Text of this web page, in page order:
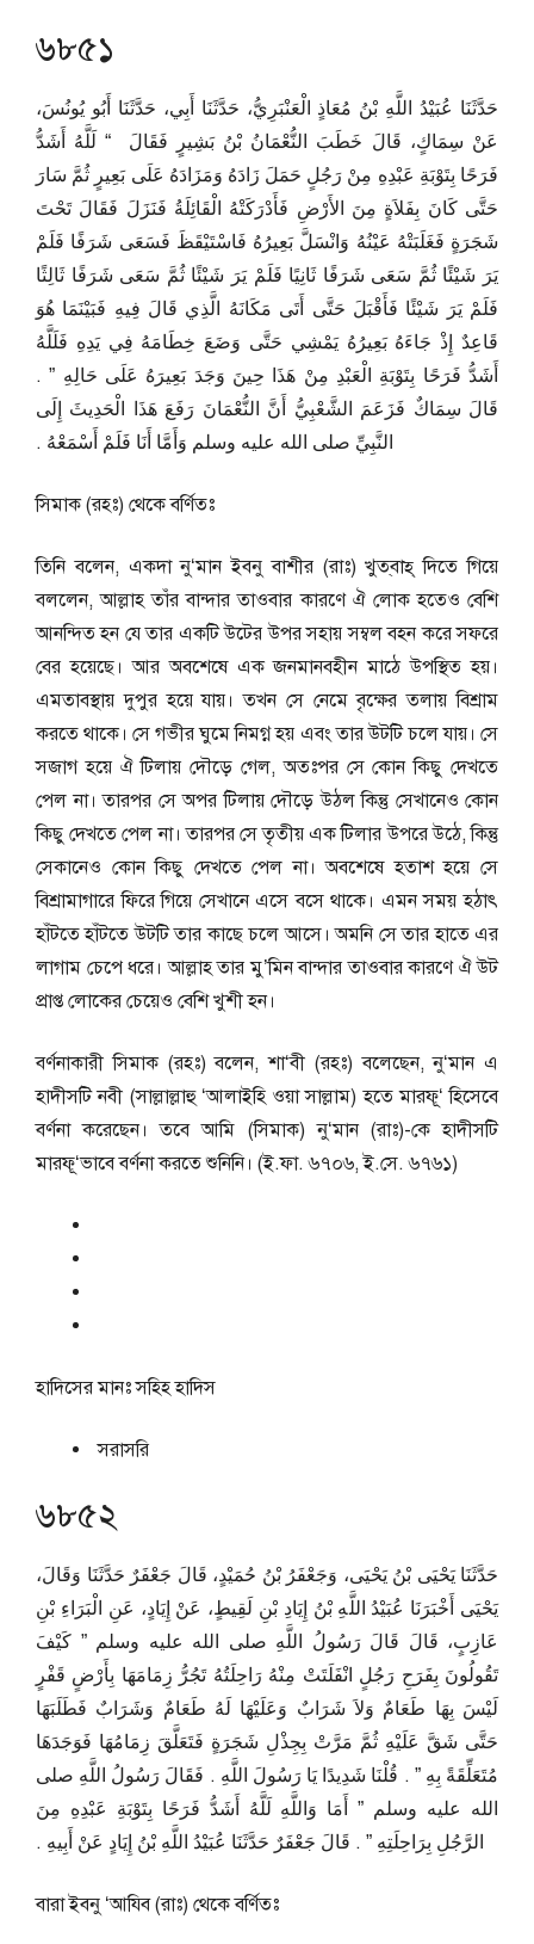
৬৮৫১
حَدَّثَنَا عُبَيْدُ اللَّهِ بْنُ مُعَاذٍ الْعَنْبَرِيُّ، حَدَّثَنَا أَبِي، حَدَّثَنَا أَبُو يُونُسَ،
عَنْ سِمَاكٍ، قَالَ خَطَبَ النُّعْمَانُ بْنُ بَشِيرٍ فَقَالَ ‏ “‏ لَلَّهُ أَشَدُّ
فَرَحًا بِتَوْبَةِ عَبْدِهِ مِنْ رَجُلٍ حَمَلَ زَادَهُ وَمَزَادَهُ عَلَى بَعِيرٍ ثُمَّ سَارَ
حَتَّى كَانَ بِفَلاَةٍ مِنَ الأَرْضِ فَأَدْرَكَتْهُ الْقَائِلَةُ فَنَزَلَ فَقَالَ تَحْتَ
شَجَرَةٍ فَغَلَبَتْهُ عَيْنُهُ وَانْسَلَّ بَعِيرُهُ فَاسْتَيْقَظَ فَسَعَى شَرَفًا فَلَمْ
يَرَ شَيْئًا ثُمَّ سَعَى شَرَفًا ثَانِيًا فَلَمْ يَرَ شَيْئًا ثُمَّ سَعَى شَرَفًا ثَالِثًا
فَلَمْ يَرَ شَيْئًا فَأَقْبَلَ حَتَّى أَتَى مَكَانَهُ الَّذِي قَالَ فِيهِ فَبَيْنَمَا هُوَ
قَاعِدٌ إِذْ جَاءَهُ بَعِيرُهُ يَمْشِي حَتَّى وَضَعَ خِطَامَهُ فِي يَدِهِ فَلَلَّهُ
أَشَدُّ فَرَحًا بِتَوْبَةِ الْعَبْدِ مِنْ هَذَا حِينَ وَجَدَ بَعِيرَهُ عَلَى حَالِهِ ‏”‏ ‏.‏
قَالَ سِمَاكٌ فَزَعَمَ الشَّعْبِيُّ أَنَّ النُّعْمَانَ رَفَعَ هَذَا الْحَدِيثَ إِلَى
النَّبِيِّ صلى الله عليه وسلم وَأَمَّا أَنَا فَلَمْ أَسْمَعْهُ ‏.‏
সিমাক (রহঃ) থেকে বর্ণিতঃ
তিনি বলেন, একদা নু‘মান ইবনু বাশীর (রাঃ) খুত্‌বাহ্‌ দিতে গিয়ে
বললেন, আল্লাহ তাঁর বান্দার তাওবার কারণে ঐ লোক হতেও বেশি
আনন্দিত হন যে তার একটি উটের উপর সহায় সম্বল বহন করে সফরে
বের হয়েছে। আর অবশেষে এক জনমানবহীন মাঠে উপস্থিত হয়।
এমতাবস্থায় দুপুর হয়ে যায়। তখন সে নেমে বৃক্ষের তলায় বিশ্রাম
করতে থাকে। সে গভীর ঘুমে নিমগ্ন হয় এবং তার উটটি চলে যায়। সে
সজাগ হয়ে ঐ টিলায় দৌড়ে গেল, অতঃপর সে কোন কিছু দেখতে
পেল না। তারপর সে অপর টিলায় দৌড়ে উঠল কিন্তু সেখানেও কোন
কিছু দেখতে পেল না। তারপর সে তৃতীয় এক টিলার উপরে উঠে, কিন্তু
সেকানেও কোন কিছু দেখতে পেল না। অবশেষে হতাশ হয়ে সে
বিশ্রামাগারে ফিরে গিয়ে সেখানে এসে বসে থাকে। এমন সময় হঠাৎ
হাঁটতে হাঁটতে উটটি তার কাছে চলে আসে। অমনি সে তার হাতে এর
লাগাম চেপে ধরে। আল্লাহ তার মু’মিন বান্দার তাওবার কারণে ঐ উট
প্রাপ্ত লোকের চেয়েও বেশি খুশী হন।
বর্ণনাকারী সিমাক (রহঃ) বলেন, শা‘বী (রহঃ) বলেছেন, নু‘মান এ
হাদীসটি নবী (সাল্লাল্লাহু ‘আলাইহি ওয়া সাল্লাম) হতে মারফূ‘ হিসেবে
বর্ণনা করেছেন। তবে আমি (সিমাক) নু‘মান (রাঃ)-কে হাদীসটি
মারফূ‘ভাবে বর্ণনা করতে শুনিনি। (ই.ফা. ৬৭০৬, ই.সে. ৬৭৬১)
হাদিসের মানঃসহিহ হাদিস
সরাসরি
৬৮৫২
حَدَّثَنَا يَحْيَى بْنُ يَحْيَى، وَجَعْفَرُ بْنُ حُمَيْدٍ، قَالَ جَعْفَرٌ حَدَّثَنَا وَقَالَ،
يَحْيَى أَخْبَرَنَا عُبَيْدُ اللَّهِ بْنُ إِيَادِ بْنِ لَقِيطٍ، عَنْ إِيَادٍ، عَنِ الْبَرَاءِ بْنِ
عَازِبٍ، قَالَ قَالَ رَسُولُ اللَّهِ صلى الله عليه وسلم ‏”‏ كَيْفَ
تَقُولُونَ بِفَرَحِ رَجُلٍ انْفَلَتَتْ مِنْهُ رَاحِلَتُهُ تَجُرُّ زِمَامَهَا بِأَرْضٍ قَفْرٍ
لَيْسَ بِهَا طَعَامٌ وَلاَ شَرَابٌ وَعَلَيْهَا لَهُ طَعَامٌ وَشَرَابٌ فَطَلَبَهَا
حَتَّى شَقَّ عَلَيْهِ ثُمَّ مَرَّتْ بِجِذْلِ شَجَرَةٍ فَتَعَلَّقَ زِمَامُهَا فَوَجَدَهَا
مُتَعَلِّقَةً بِهِ ‏”‏ ‏.‏ قُلْنَا شَدِيدًا يَا رَسُولَ اللَّهِ ‏.‏ فَقَالَ رَسُولُ اللَّهِ صلى
الله عليه وسلم ‏”‏ أَمَا وَاللَّهِ لَلَّهُ أَشَدُّ فَرَحًا بِتَوْبَةِ عَبْدِهِ مِنَ
الرَّجُلِ بِرَاحِلَتِهِ ‏”‏ ‏.‏ قَالَ جَعْفَرٌ حَدَّثَنَا عُبَيْدُ اللَّهِ بْنُ إِيَادٍ عَنْ أَبِيهِ ‏.‏
বারা ইবনু ‘আযিব (রাঃ) থেকে বর্ণিতঃ